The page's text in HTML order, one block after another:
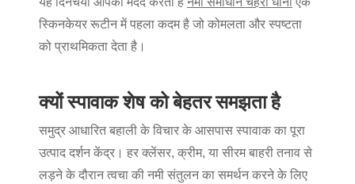
स्किनकेयर रूटीन में पहला कदम है जो कोमलता और स्पष्टता
को प्राथमिकता देता है।
क्यों स्पावाक शेष को बेहतर समझता है
समुद्र आधारित बहाली के विचार के आसपास स्पावाक का पूरा
उत्पाद दर्शन केंद्र। हर क्लेंसर, क्रीम, या सीरम बाहरी तनाव से
लड़ने के दौरान त्वचा की नमी संतुलन का समर्थन करने के लिए